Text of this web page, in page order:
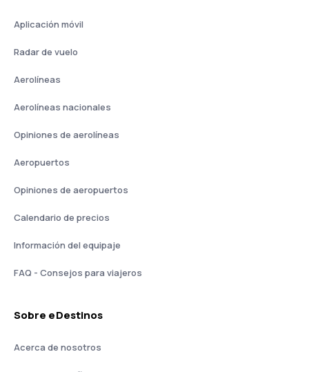
Aplicación móvil
Radar de vuelo
Aerolíneas
Aerolíneas nacionales
Opiniones de aerolíneas
Aeropuertos
Opiniones de aeropuertos
Calendario de precios
Información del equipaje
FAQ - Consejos para viajeros
Sobre eDestinos
Acerca de nosotros